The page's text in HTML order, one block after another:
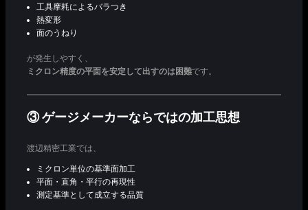
工具摩耗によるバラつき
熱変形
面のうねり
が発生しやすく、
ミクロン精度の平面を安定して出すのは困難です。
③ ゲージメーカーならではの加工思想
渡辺精密工業では、
ミクロン単位の基準面加工
平面・直角・平行の再現性
測定基準として成立する品質